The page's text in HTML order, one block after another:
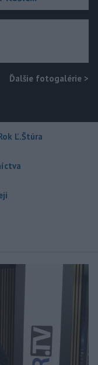
Ďalšie fotogalérie >
Ľ.Štúra